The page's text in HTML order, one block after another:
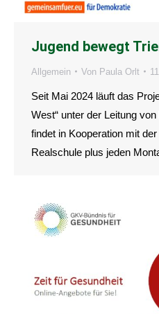
Jugend bewegt
Allgemein Von Paula Orlt
Seit Mai 2024 läuft das
West“ unter der Leitung
findet in Kooperation mit
Realschule plus jeden